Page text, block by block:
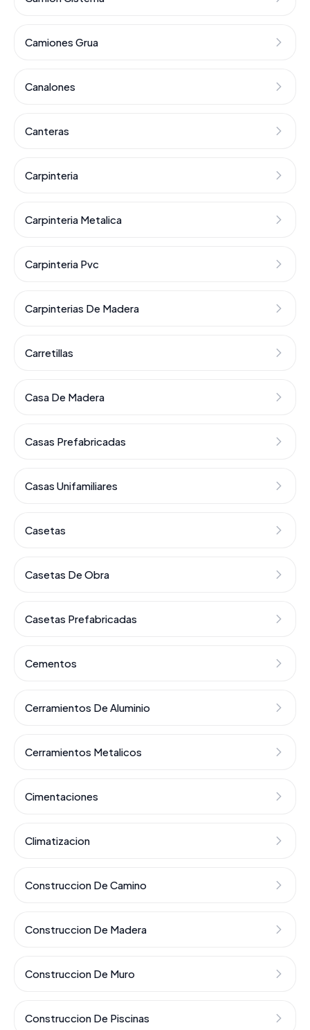
Camiones Grua
Canalones
Canteras
Carpinteria
Carpinteria Metalica
Carpinteria Pvc
Carpinterias De Madera
Carretillas
Casa De Madera
Casas Prefabricadas
Casas Unifamiliares
Casetas
Casetas De Obra
Casetas Prefabricadas
Cementos
Cerramientos De Aluminio
Cerramientos Metalicos
Cimentaciones
Climatizacion
Construccion De Camino
Construccion De Madera
Construccion De Muro
Construccion De Piscinas